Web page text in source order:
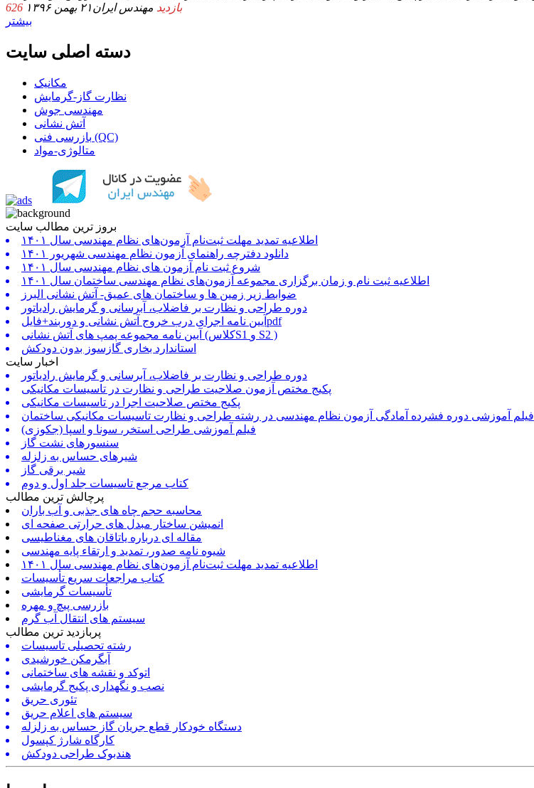
626 بازدید مهندس ایران۲۱ بهمن ۱۳۹۶
بیشتر
دسته اصلی سایت
مکانیک
نظارت گاز-گرمایش
مهندسی جوش
آتش نشانی
بازرسی فنی (QC)
متالوژی-مواد
بروز ترین مطالب سایت
اطلاعیه تمدید مهلت ثبت‌نام آزمون‌های نظام مهندسی سال ۱۴۰۱
دانلود دفترچه راهنمای آزمون نظام مهندسی شهریور ۱۴۰۱
شروع ثبت نام آزمون های نظام مهندسی سال ۱۴۰۱
اطلاعیه ثبت نام و زمان برگزاری مجموعه آزمون‌های نظام مهندسی ساختمان سال ۱۴۰۱
ضوابط زیر زمین ها و ساختمان های عمیق- آتش نشانی البرز
دوره طراحی و نظارت بر فاضلاب، آبرسانی و گرمایش رادیاتور
آیین نامه اجرای درب خروج آتش نشانی و دوربند+فایلpdf
آیین نامه مجموعه پمپ های آتش نشانی (کلاسS1 و S2 )
استاندارد بخاری گازسوز بدون دودکش
اخبار سایت
دوره طراحی و نظارت بر فاضلاب، آبرسانی و گرمایش رادیاتور
پکیج مختص آزمون صلاحیت طراحی و نظارت در تاسیسات مکانیکی
پکیج مختص صلاحیت اجرا در تاسیسات مکانیکی
فیلم آموزشی دوره فشرده آمادگی آزمون نظام مهندسی در رشته طراحی و نظارت تاسیسات مکانیکی ساختمان
فیلم آموزشی طراحی استخر، سونا و اسپا (جکوزی)
سنسورهای نشت گاز
شیرهای حساس به زلزله
شیر برقی گاز
کتاب مرجع تاسیسات جلد اول و دوم
پرچالش ترین مطالب
محاسبه حجم چاه های جذبی و آب باران
انمیشن ساختار مبدل های حرارتی صفحه ای
مقاله ای درباره یاتاقان های مغناطیسی
شیوه نامه صدور، تمدید و ارتقاء پایه مهندسی
اطلاعیه تمدید مهلت ثبت‌نام آزمون‌های نظام مهندسی سال ۱۴۰۱
کتاب مراجعات سریع تأسیسات
تأسیسات گرمایشی
بازرسی پیچ و مهره
سیستم های انتقال آب گرم
پربازدید ترین مطالب
رشته تحصیلی تاسیسات
آبگرمکن خورشیدی
اتوکد و نقشه های ساختمانی
نصب و نگهداری پکیج گرمایشی
تئوری حریق
سیستم های اعلام حریق
دستگاه خودکار قطع جریان گاز حساس به زلزله
کارگاه شارژ کپسول
هندبوک طراحی دودکش